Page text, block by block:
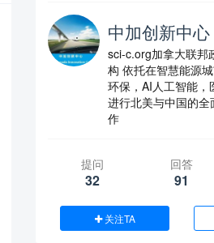
中加创新中心
sci-c.org加拿大联邦
构 依托在智慧能源
环保，AI人工智能
进行北美与中国的
作
提问
32
回答
91
关注TA